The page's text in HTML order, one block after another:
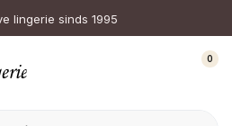
lingerie sinds 1995
0